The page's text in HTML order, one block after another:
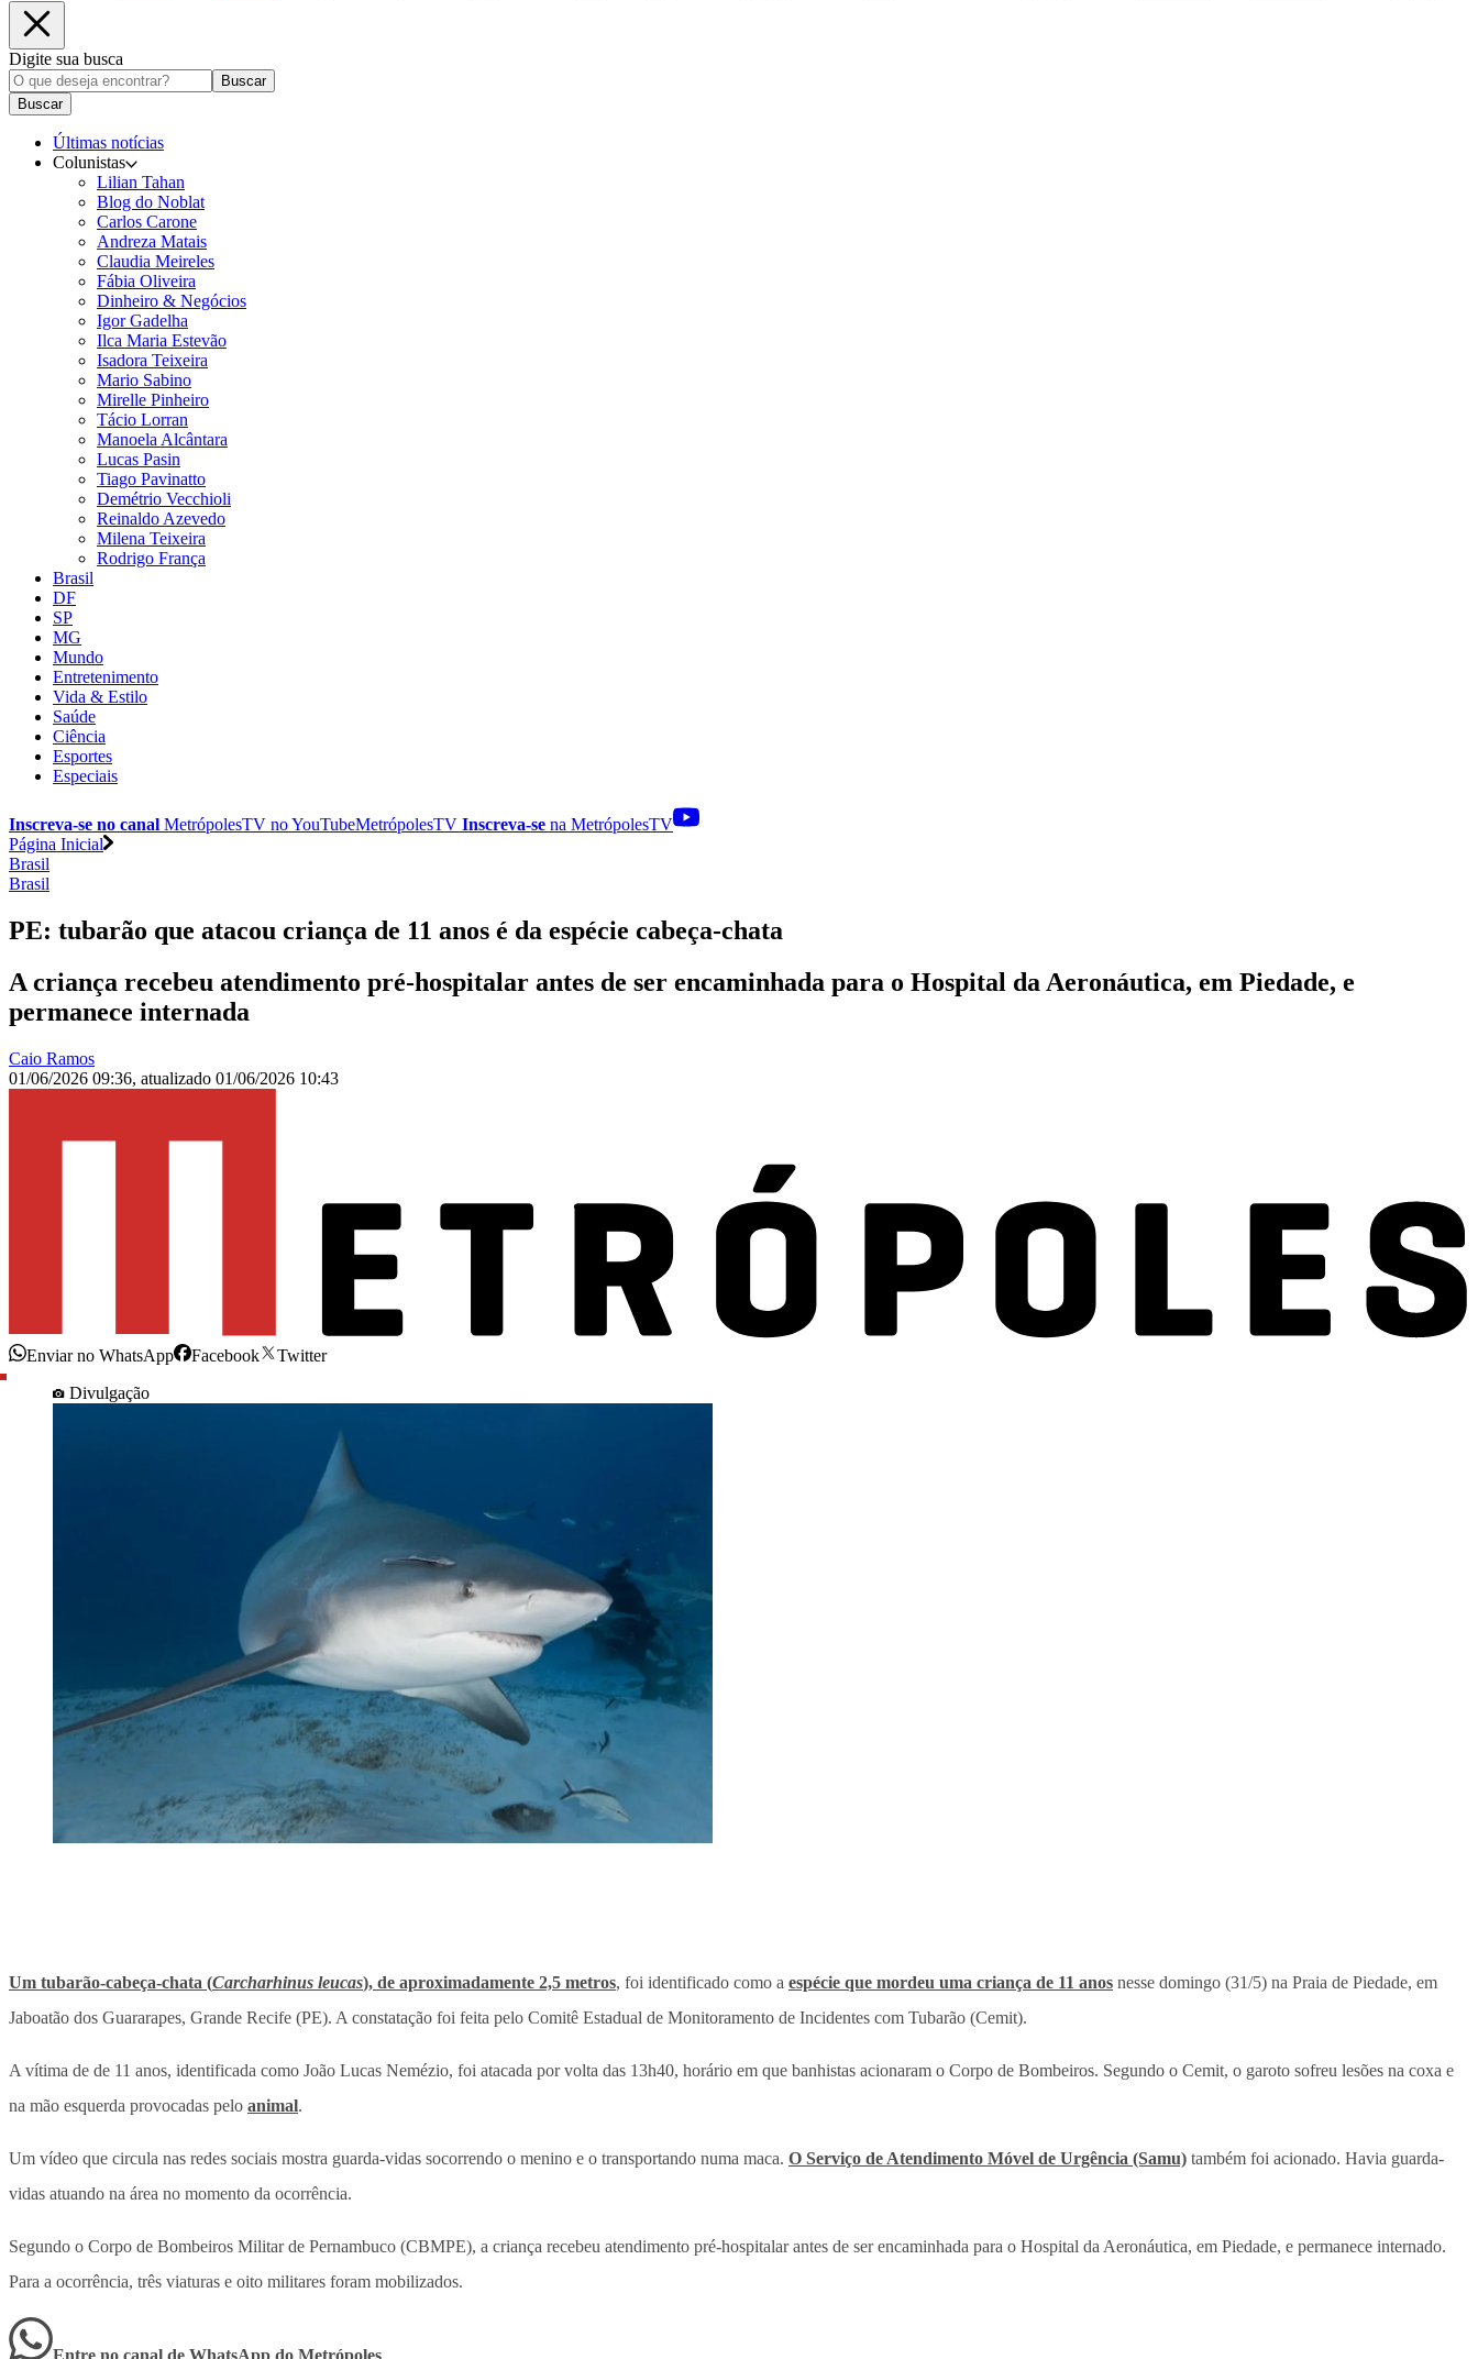
Digite sua busca
Buscar
Buscar
Últimas notícias
Colunistas
Lilian Tahan
Blog do Noblat
Carlos Carone
Andreza Matais
Claudia Meireles
Fábia Oliveira
Dinheiro & Negócios
Igor Gadelha
Ilca Maria Estevão
Isadora Teixeira
Mario Sabino
Mirelle Pinheiro
Tácio Lorran
Manoela Alcântara
Lucas Pasin
Tiago Pavinatto
Demétrio Vecchioli
Reinaldo Azevedo
Milena Teixeira
Rodrigo França
Brasil
DF
SP
MG
Mundo
Entretenimento
Vida & Estilo
Saúde
Ciência
Esportes
Especiais
Inscreva-se no canal MetrópolesTV noYouTubeMetrópolesTV Inscreva-se na MetrópolesTV
Página Inicial
Brasil
Brasil
PE: tubarão que atacou criança de 11 anos é da espécie cabeça-chata
A criança recebeu atendimento pré-hospitalar antes de ser encaminhada para o Hospital da Aeronáutica, em Piedade, e
permanece internada
Caio Ramos
01/06/2026 09:36, atualizado 01/06/2026 10:43
Enviar no WhatsApp Facebook
Twitter
Divulgação
Um tubarão-cabeça-chata (Carcharhinus leucas), de aproximadamente 2,5 metros, foi identificado como a espécie que mordeu uma criança de 11 anos nesse domingo (31/5) na Praia de Piedade, em
Jaboatão dos Guararapes, Grande Recife (PE). A constatação foi feita pelo Comitê Estadual de Monitoramento de Incidentes com Tubarão (Cemit).
A vítima de de 11 anos, identificada como João Lucas Nemézio, foi atacada por volta das 13h40, horário em que banhistas acionaram o Corpo de Bombeiros. Segundo o Cemit, o garoto sofreu lesões na coxa e
na mão esquerda provocadas pelo animal.
Um vídeo que circula nas redes sociais mostra guarda-vidas socorrendo o menino e o transportando numa maca. O Serviço de Atendimento Móvel de Urgência (Samu) também foi acionado. Havia guarda-
vidas atuando na área no momento da ocorrência.
Segundo o Corpo de Bombeiros Militar de Pernambuco (CBMPE), a criança recebeu atendimento pré-hospitalar antes de ser encaminhada para o Hospital da Aeronáutica, em Piedade, e permanece internado.
Para a ocorrência, três viaturas e oito militares foram mobilizados.